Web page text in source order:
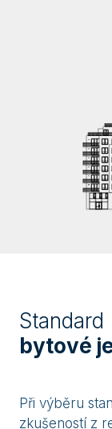
Standard
bytové
Při výběru
zkušeností z